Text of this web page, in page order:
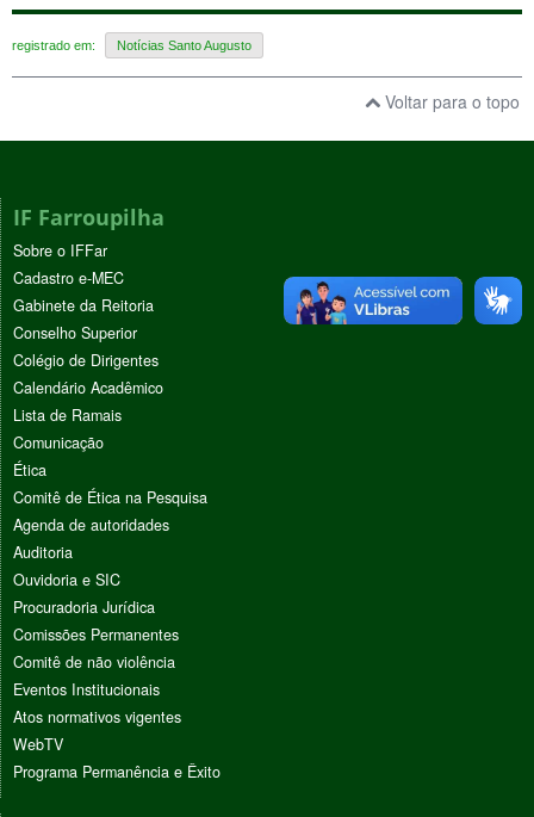
registrado em: Notícias Santo Augusto
Voltar para o topo
IF Farroupilha
Sobre o IFFar
Cadastro e-MEC
Gabinete da Reitoria
Conselho Superior
Colégio de Dirigentes
Calendário Acadêmico
Lista de Ramais
Comunicação
Ética
Comitê de Ética na Pesquisa
Agenda de autoridades
Auditoria
Ouvidoria e SIC
Procuradoria Jurídica
Comissões Permanentes
Comitê de não violência
Eventos Institucionais
Atos normativos vigentes
WebTV
Programa Permanência e Êxito